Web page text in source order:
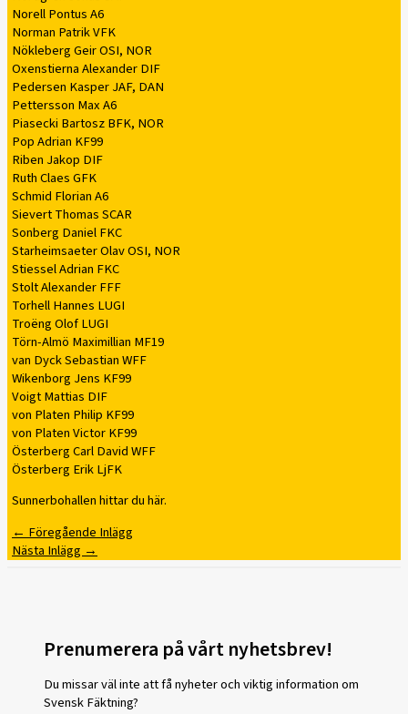
Norell Pontus A6
Norman Patrik VFK
Nökleberg Geir OSI, NOR
Oxenstierna Alexander DIF
Pedersen Kasper JAF, DAN
Pettersson Max A6
Piasecki Bartosz BFK, NOR
Pop Adrian KF99
Riben Jakop DIF
Ruth Claes GFK
Schmid Florian A6
Sievert Thomas SCAR
Sonberg Daniel FKC
Starheimsaeter Olav OSI, NOR
Stiessel Adrian FKC
Stolt Alexander FFF
Torhell Hannes LUGI
Troëng Olof LUGI
Törn-Almö Maximillian MF19
van Dyck Sebastian WFF
Wikenborg Jens KF99
Voigt Mattias DIF
von Platen Philip KF99
von Platen Victor KF99
Österberg Carl David WFF
Österberg Erik LjFK
Sunnerbohallen hittar du här.
← Föregående Inlägg
Nästa Inlägg →
Prenumerera på vårt nyhetsbrev!
Du missar väl inte att få nyheter och viktig information om
Svensk Fäktning?